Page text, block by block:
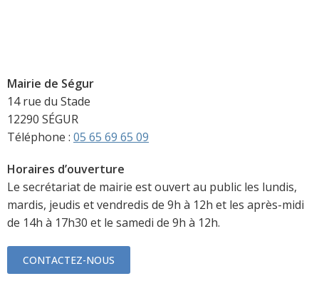
Mairie de Ségur
14 rue du Stade
12290 SÉGUR
Téléphone : 05 65 69 65 09
Horaires d’ouverture
Le secrétariat de mairie est ouvert au public les lundis,
mardis, jeudis et vendredis de 9h à 12h et les après-midi
de 14h à 17h30 et le samedi de 9h à 12h.
CONTACTEZ-NOUS